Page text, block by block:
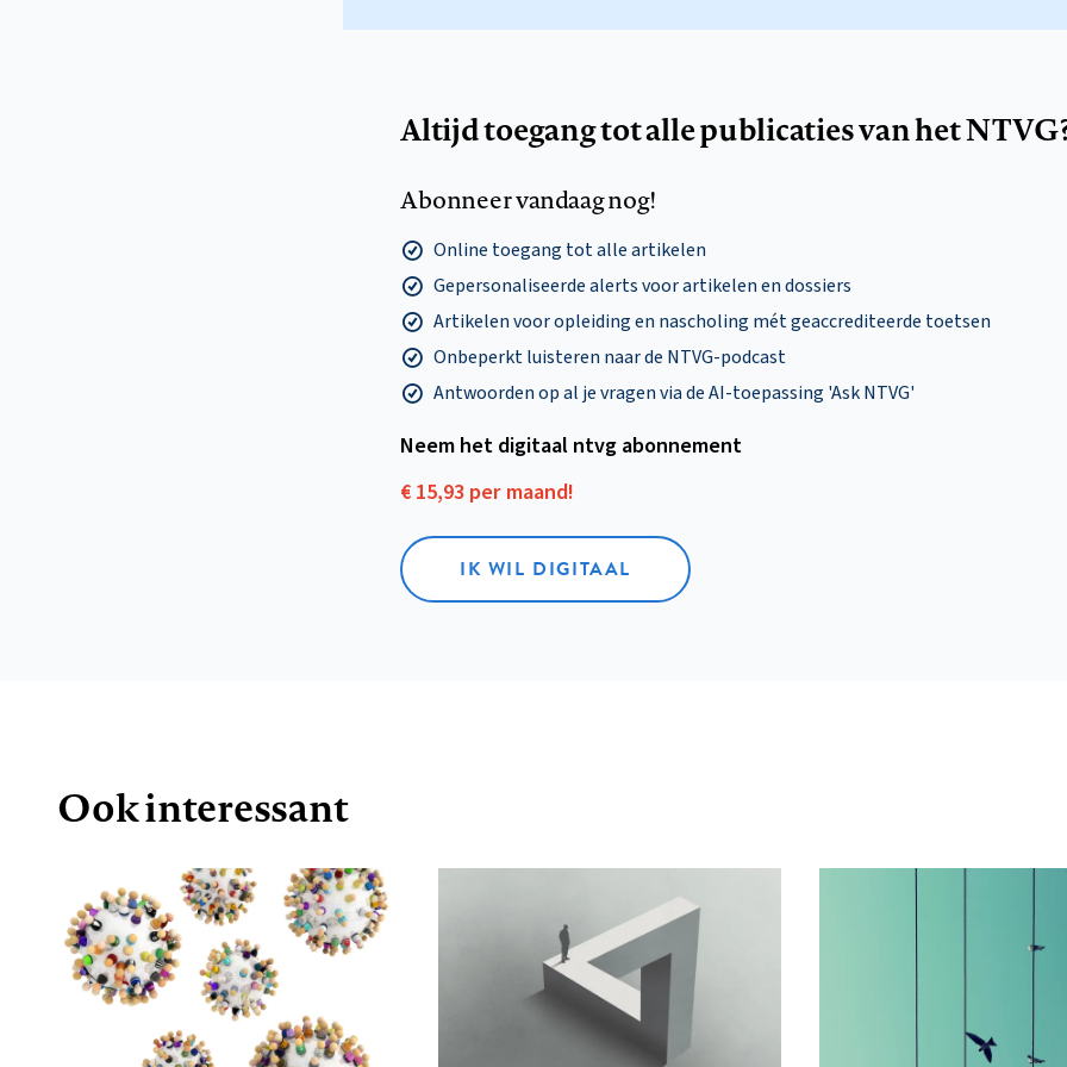
Altijd toegang tot alle publicaties van het
Abonneer vandaag nog!
Online toegang tot alle artikelen
Gepersonaliseerde alerts voor artikelen en dossiers
Artikelen voor opleiding en nascholing mét geaccrediteerde toetsen
Onbeperkt luisteren naar de NTVG-podcast
Antwoorden op al je vragen via de AI-toepassing 'Ask NTVG'
Neem het digitaal ntvg abonnement
€ 15,93 per maand!
IK WIL DIGITAAL
Ook interessant